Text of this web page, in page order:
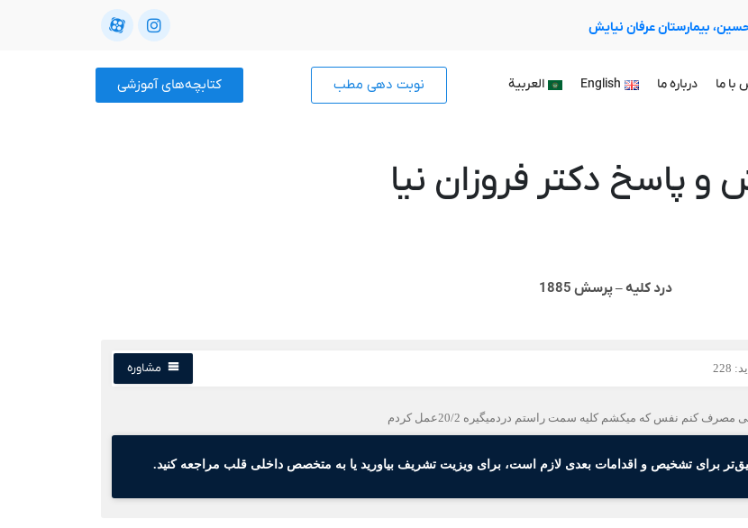
حسین، بیمارستان عرفان نیایش
با ما درباره ما English العربية نوبت دهی مطب کتابچه‌های آموزشی
پاسخ دکتر فروزان نیا
درد کلیه – پرسش 1885
مشاوره
کنم نفس که میکشم کلیه سمت راستم دردمیگیره 20/2عمل کردم
برای تشخیص و اقدامات بعدی لازم است، برای ویزیت تشریف بیاورید یا به متخصص داخلی قلب مراجعه کنید.